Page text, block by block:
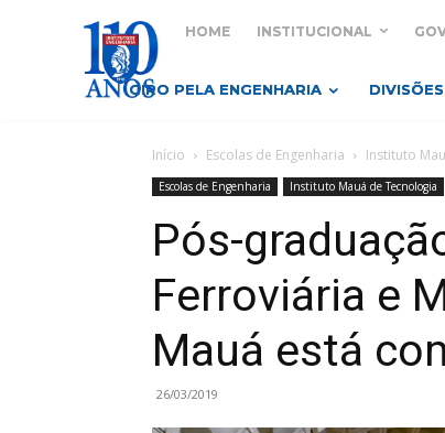
HOME INSTITUCIONAL
GIRO PELA ENGENHARIA
Início Escolas de Engenharia Instituto
Escolas de Engenharia Instituto Mauá de Tecnologia
Pós-
Ferroviária e
Mauá está
26/03/2019